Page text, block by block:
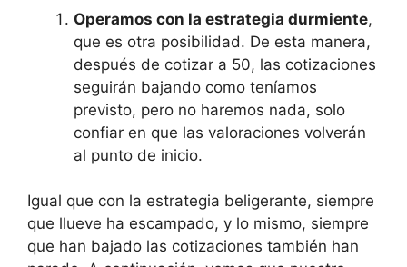
Operamos con la estrategia durmiente,
que es otra posibilidad. De esta manera,
después de cotizar a 50, las cotizaciones
seguirán bajando como teníamos
previsto, pero no haremos nada, solo
confiar en que las valoraciones volverán
al punto de inicio.
Igual que con la estrategia beligerante, siempre
que llueve ha escampado, y lo mismo, siempre
que han bajado las cotizaciones también han